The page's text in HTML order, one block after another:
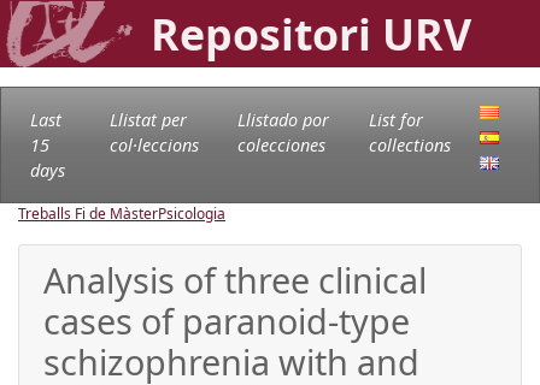
Repositori URV
Last
15
days
Llistat per
col·leccions
Llistado por
colecciones
List for
collections
Treballs Fi de MàsterPsicologia
Analysis of three clinical
cases of paranoid-type
schizophrenia with and